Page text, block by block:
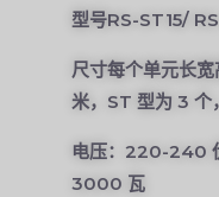
型号RS-ST15/
尺寸每个单元长
米，ST 型为 3
电压：220-240
3000 瓦